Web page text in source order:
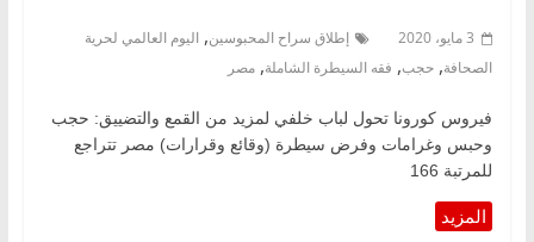
3 مايو، 2020 إطلاق سراح المحبوسين, اليوم العالمي لحرية
الصحافة, حجب, فقه السيطرة الشاملة, مصر
فيروس كورونا تحول لباب خلفي لمزيد من القمع والتضييق: حجب
وحبس وغرامات وفرض سيطرة (وقائع وقرارات) مصر تتراجع
للمرتبة 166